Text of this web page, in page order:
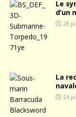
Le
d’un
28
La
24